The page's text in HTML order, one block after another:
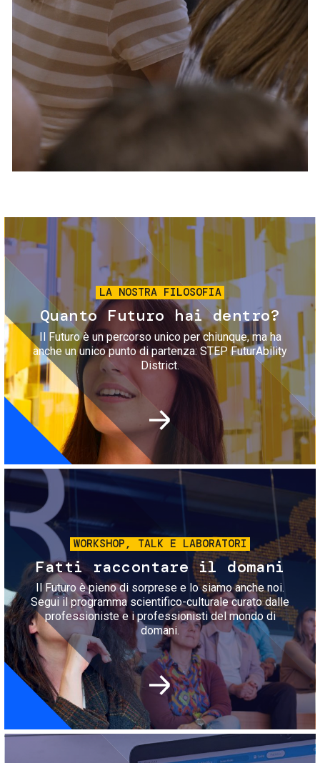
Servizi e accessibilità
Contatti
FAQ
Biglietti
Immagine
LA NOSTRA FILOSOFIA
Quanto Futuro hai dentro?
Il Futuro è un percorso unico per chiunque, ma ha
anche un unico punto di partenza: STEP FuturAbility
District.
Immagine
WORKSHOP, TALK E LABORATORI
Fatti raccontare il domani
Il Futuro è pieno di sorprese e lo siamo anche noi.
Segui il programma scientifico-culturale curato dalle
professioniste e i professionisti del mondo di
domani.
Immagine